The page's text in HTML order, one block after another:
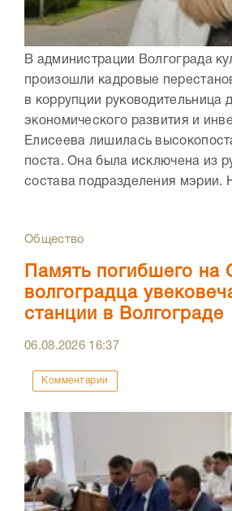
В администрации Волгограда
произошли кадровые
в коррупции руководительница
экономического развития и
Елисеева лишилась
поста. Она была исключена из
состава подразделения мэрии.
Общество
Память погибшего на
волгоградца
станции в Волгограде
06.08.2026 16:37
Комментарии